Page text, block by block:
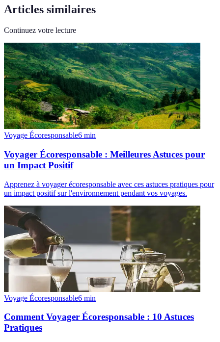
Articles similaires
Continuez votre lecture
Voyage Écoresponsable6 min
Voyager Écoresponsable : Meilleures Astuces pour
un Impact Positif
Apprenez à voyager écoresponsable avec ces astuces pratiques pour
un impact positif sur l'environnement pendant vos voyages.
Voyage Écoresponsable6 min
Comment Voyager Écoresponsable : 10 Astuces
Pratiques